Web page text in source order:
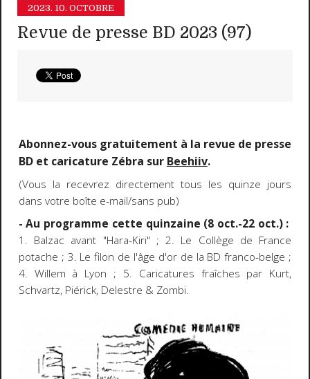
2023. 10. OCTOBRE
Revue de presse BD 2023 (97)
Abonnez-vous gratuitement à la revue de presse
BD et caricature Zébra sur Beehiiv.
(Vous la recevrez directement tous les quinze jours
dans votre boîte e-mail/sans pub)
- Au programme cette quinzaine (8 oct.-22 oct.) :
1. Balzac avant "Hara-Kiri" ; 2. Le Collège de France
potache ; 3. Le filon de l'âge d'or de la BD franco-belge ;
4. Willem à Lyon ; 5. Caricatures fraîches par Kurt,
Schvartz, Piérick, Delestre & Zombi.